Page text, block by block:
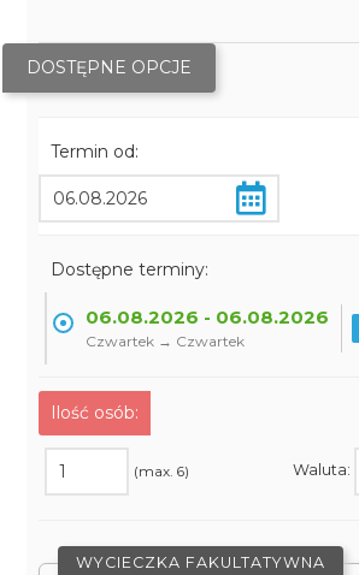
DOSTĘPNE OPCJE
Termin od:
Dostępne terminy:
06.08.2026 - 06.08.2026
Czwartek → Czwartek
Ilość osób:
(max. 6) Waluta:
WYCIECZKA FAKULTATYWNA